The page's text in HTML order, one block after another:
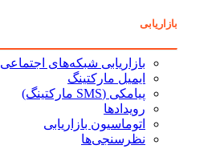
بازاریابی
بازاریابی شبکه‌های اجتماعی
ایمیل مارکتینگ
پیامکی (SMS مارکتینگ)
رویدادها
اتوماسیون بازاریابی
نظرسنجی‌ها